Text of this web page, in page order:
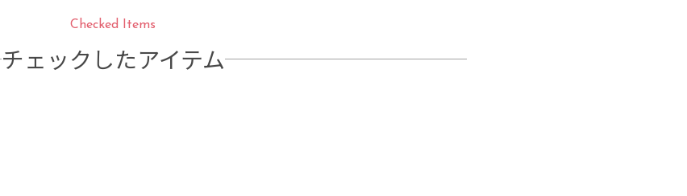
Checked Items
チェックしたアイテム